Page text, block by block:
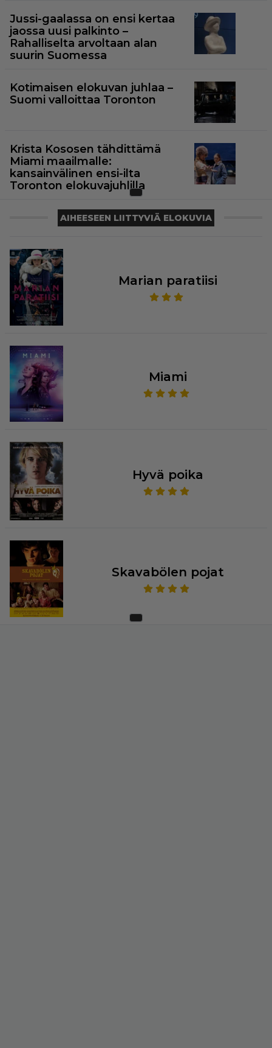
Jussi-gaalassa on ensi kertaa
jaossa uusi palkinto –
Rahalliselta arvoltaan alan
suurin Suomessa
Kotimaisen elokuvan juhlaa –
Suomi valloittaa Toronton
Krista Kososen tähdittämä
Miami maailmalle:
kansainvälinen ensi-ilta
Toronton elokuvajuhlilla
AIHEESEEN LIITTYVIÄ ELOKUVIA
Marian paratiisi
Miami
Hyvä poika
Skavabölen pojat